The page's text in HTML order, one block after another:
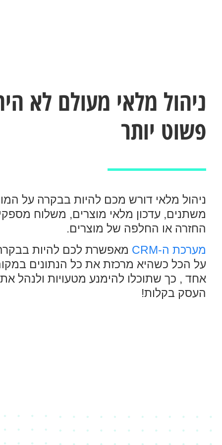
ניהול מלאי מעולם לא
פשוט יותר
ניהול מלאי דורש מכם להיות בבקרה על
משתנים, עדכון מלאי מוצרים, משלוח
החזרה או החלפה של מוצרים.
מערכת ה-CRM
מאפשרת לכם להיות
על הכל כשהיא מרכזת את כל הנתונים
אחד , כך שתוכלו להימנע מטעויות ולנהל את
העסק בקלות!